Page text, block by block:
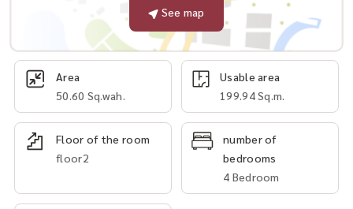
See map
Area
50.60 Sq.wah.
Usable area
199.94 Sq.m.
Floor of the room
floor2
number of
bedrooms
4 Bedroom